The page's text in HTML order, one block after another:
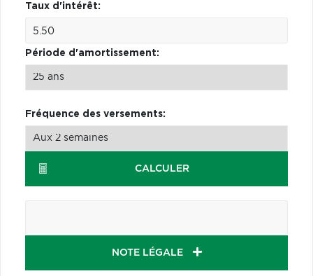
Taux d'intérêt:
Période d'amortissement:
Fréquence des versements:
CALCULER
NOTE LÉGALE